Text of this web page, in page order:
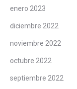
enero 2023
diciembre 2022
noviembre 2022
octubre 2022
septiembre 2022